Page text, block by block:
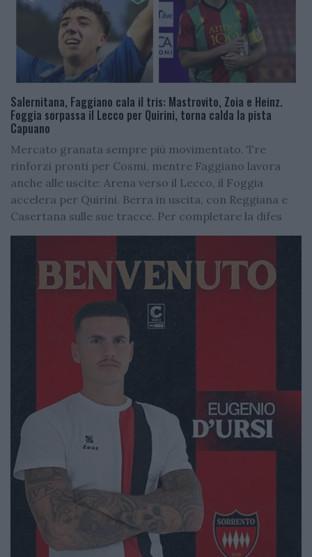
Salernitana, Faggiano cala il tris: Mastrovito, Zoia e Heinz.
Foggia sorpassa il Lecco per Quirini, torna calda la pista
Capuano
Mercato granata sempre più movimentato. Tre
rinforzi pronti per Cosmi, mentre Faggiano lavora
anche alle uscite: Arena verso il Lecco, il Foggia
accelera per Quirini. Berra in uscita, con Reggiana e
Casertana sulle sue tracce. Per completare la difes